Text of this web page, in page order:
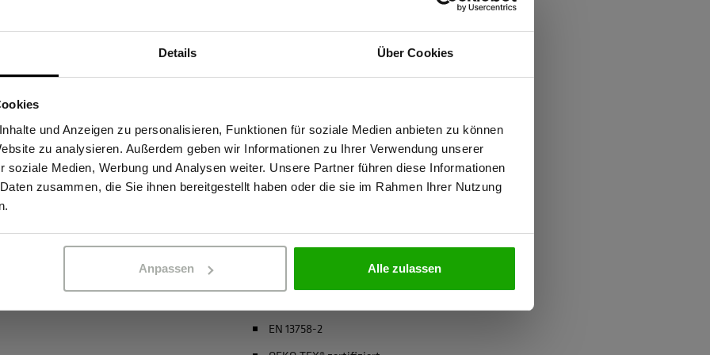
Details Über Cookies
und Anzeigen zu personalisieren, Funktionen für soziale Medien anbieten zu können
zu analysieren. Außerdem geben wir Informationen zu Ihrer Verwendung unserer
soziale Medien, Werbung und Analysen weiter. Unsere Partner führen diese Informationen
zusammen, die Sie ihnen bereitgestellt haben oder die sie im Rahmen Ihrer Nutzung
Anpassen Alle zulassen
Sichtbarkeit mit
Funktionsmaterial leitet
konzentriert bleibt. Der
Sonnenstrahlen. Die
langen Einsätzen frisch,
bei Outdoor-Arbeiten
ist ein verlässlicher
und Komfort
Insektizide Wirkung gegen Mücken
4-Wege-Stretch
Bio-Baumwolle
recycelter Polyester
EN 13758-2
Sind Sie Gewerbetreibender?
dass ich Gewerbetreibender bin. Alle Preise werden netto ausgewiesen.
PRIVATPERSON